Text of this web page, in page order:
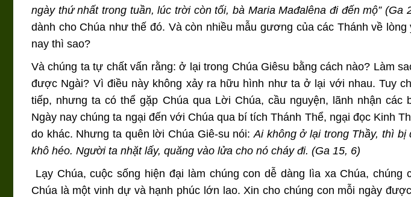
ngày thứ nhất trong tuần, lúc trời còn tối, bà Maria Mađalêna đi đến mộ” (Ga
dành cho Chúa như thế đó. Và còn nhiều mẫu gương của các Thánh về
nay thì sao?
Và chúng ta tự chất vấn rằng: ở lại trong Chúa Giêsu bằng cách nào? Làm
được Ngài? Vì điều này không xảy ra hữu hình như ta ở lại với nhau. Tuy
tiếp, nhưng ta có thể gặp Chúa qua Lời Chúa, cầu nguyện, lãnh nhận
Ngày nay chúng ta ngại đến với Chúa qua bí tích Thánh Thể, ngại đọc Kinh
do khác. Nhưng ta quên lời Chúa Giê-su nói: Ai không ở lại trong Thầy, thì
khô héo. Người ta nhặt lấy, quăng vào lửa cho nó cháy đi. (Ga 15, 6)
Lạy Chúa, cuộc sống hiện đại làm chúng con dễ dàng lìa xa Chúa,
Chúa là một vinh dự và hạnh phúc lớn lao. Xin cho chúng con mỗi ngày